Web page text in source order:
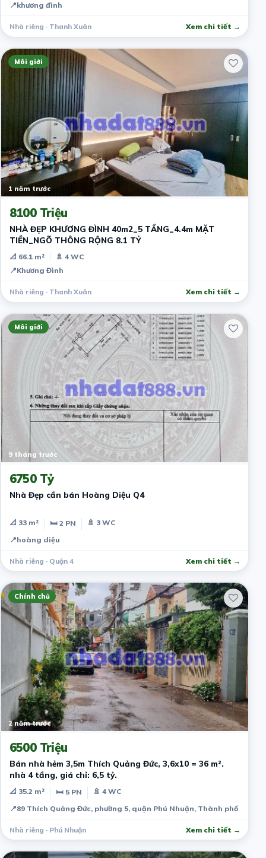
📍khương đình
Nhà riêng · Thanh Xuân Xem chi tiết →
Môi giới
1 năm trước
8100 Triệu
NHÀ ĐẸP KHƯƠNG ĐÌNH 40m2_5 TẦNG_4.4m MẶT
TIỀN_NGÕ THÔNG RỘNG 8.1 TỶ
📐 66.1 m²
🚿 4 WC
📍Khương Đình
Nhà riêng · Thanh Xuân Xem chi tiết →
Môi giới
9 tháng trước
6750 Tỷ
Nhà Đẹp cần bán Hoàng Diệu Q4
📐 33 m² 🛏 2 PN
🚿 3 WC
📍hoàng diệu
Nhà riêng · Quận 4 Xem chi tiết →
Chính chủ
2 năm trước
6500 Triệu
Bán nhà hẻm 3,5m Thích Quảng Đức, 3,6x10 = 36 m².
nhà 4 tầng, giá chỉ: 6,5 tỷ.
📐 35.2 m² 🛏 5 PN
🚿 4 WC
📍89 Thích Quảng Đức, phường 5, quận Phú Nhuận, Thành phố Hồ
Nhà riêng · Phú Nhuận Xem chi tiết →